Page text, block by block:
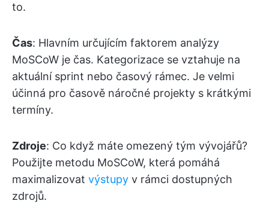
to.
Čas: Hlavním určujícím faktorem analýzy
MoSCoW je čas. Kategorizace se vztahuje na
aktuální sprint nebo časový rámec. Je velmi
účinná pro časově náročné projekty s krátkými
termíny.
Zdroje: Co když máte omezený tým vývojářů?
Použijte metodu MoSCoW, která pomáhá
maximalizovat výstupy v rámci dostupných
zdrojů.